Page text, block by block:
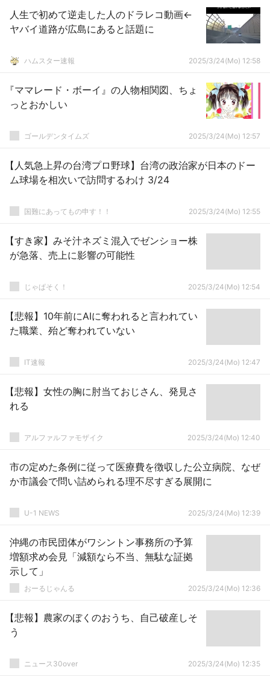
人生で初めて逆走した人のドラレコ動画←
ヤバイ道路が広島にあると話題に
ハムスター速報 2025/3/24(Mo) 12:58
『ママレード・ボーイ』の人物相関図、ちょ
っとおかしい
ゴールデンタイムズ 2025/3/24(Mo) 12:57
【人気急上昇の台湾プロ野球】台湾の政治家が日本のドー
ム球場を相次いで訪問するわけ 3/24
国難にあってもの申す！！ 2025/3/24(Mo) 12:55
【すき家】みそ汁ネズミ混入でゼンショー株
が急落、売上に影響の可能性
じゃぱそく！ 2025/3/24(Mo) 12:54
【悲報】10年前にAIに奪われると言われてい
た職業、殆ど奪われていない
IT速報 2025/3/24(Mo) 12:47
【悲報】女性の胸に肘当ておじさん、発見さ
れる
アルファルファモザイク 2025/3/24(Mo) 12:40
市の定めた条例に従って医療費を徴収した公立病院、なぜ
か市議会で問い詰められる理不尽すぎる展開に
U-1 NEWS 2025/3/24(Mo) 12:39
沖縄の市民団体がワシントン事務所の予算
増額求め会見「減額なら不当、無駄な証拠
示して」
おーるじゃんる 2025/3/24(Mo) 12:36
【悲報】農家のぼくのおうち、自己破産しそ
う
ニュース30over 2025/3/24(Mo) 12:35